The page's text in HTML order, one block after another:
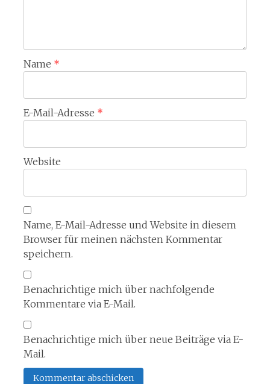
Name *
E-Mail-Adresse *
Website
Name, E-Mail-Adresse und Website in diesem
Browser für meinen nächsten Kommentar
speichern.
Benachrichtige mich über nachfolgende
Kommentare via E-Mail.
Benachrichtige mich über neue Beiträge via E-
Mail.